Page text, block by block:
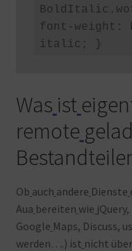
font-weight:
italic; }
Was ist
remote
Ob auch andere Dienste
Aua bereiten wie
Google Maps, Discuss,
werden….) ist nicht